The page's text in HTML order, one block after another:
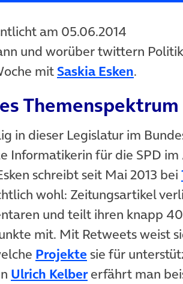
am 05.06.2014
und worüber twittern
mit Saskia Esken(öffnet
.
Themenspektrum
in dieser Legislatur im
Informatikerin für die SPD im
schreibt seit Mai 2013 bei
wohl: Zeitungsartikel
und teilt ihren knapp
mit. Mit Retweets weist
Projekte(öffnet in
sie für
Ulrich Kelber(öffnet in
erfährt man